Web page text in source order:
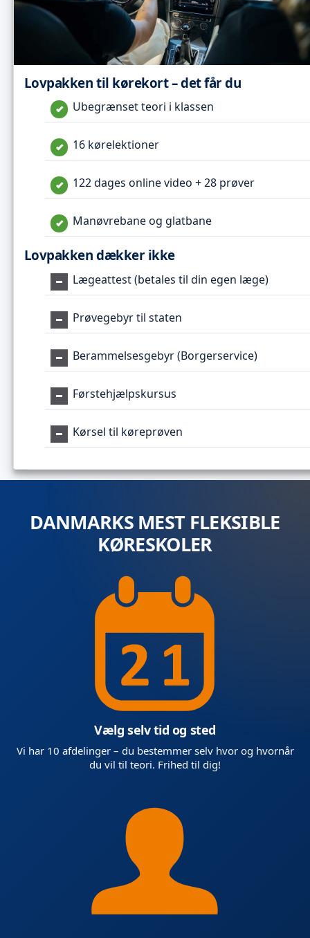
Lovpakken til kørekort – det får du
Ubegrænset teori i klassen
16 kørelektioner
122 dages online video + 28 prøver
Manøvrebane og glatbane
Lovpakken dækker ikke
Lægeattest (betales til din egen læge)
Prøvegebyr til staten
Berammelsesgebyr (Borgerservice)
Førstehjælpskursus
Kørsel til køreprøven
DANMARKS MEST FLEKSIBLE
KØRESKOLER
Vælg selv tid og sted
Vi har 10 afdelinger – du bestemmer selv hvor og hvornår
du vil til teori. Frihed til dig!